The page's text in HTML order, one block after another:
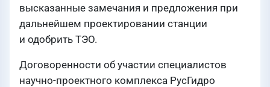
высказанные замечания и предложения при
дальнейшем проектировании станции
и одобрить ТЭО.
Договоренности об участии специалистов
научно-проектного комплекса РусГидро